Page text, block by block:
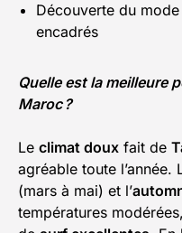
Découverte du
encadrés
Quelle est la meilleure
Maroc ?
Le climat doux fait de
agréable toute l’année.
(mars à mai) et l’
températures